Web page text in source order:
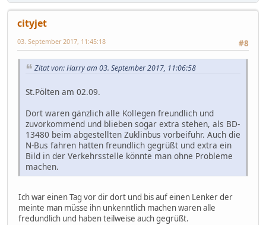
cityjet
#8
03. September 2017, 11:45:18
Zitat von: Harry am 03. September 2017, 11:06:58
St.Pölten am 02.09.
Dort waren gänzlich alle Kollegen freundlich und
zuvorkommend und blieben sogar extra stehen, als BD-
13480 beim abgestellten Zuklinbus vorbeifuhr. Auch die
N-Bus fahren hatten freundlich gegrüßt und extra ein
Bild in der Verkehrsstelle könnte man ohne Probleme
machen.
Ich war einen Tag vor dir dort und bis auf einen Lenker der
meinte man müsse ihn unkenntlich machen waren alle
fredundlich und haben teilweise auch gegrüßt.